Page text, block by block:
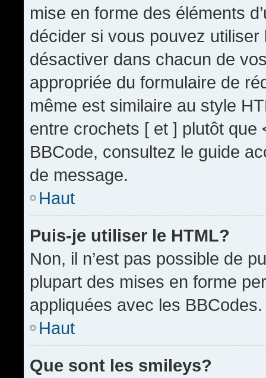
mise en forme des éléments
décider si vous pouvez
désactiver dans chacun de
appropriée du formulaire de
même est similaire au style
entre crochets [ et ] plutôt que
BBCode, consultez le guide
de message.
Haut
Puis-je utiliser le HTML?
Non, il n’est pas possible de
plupart des mises en forme
appliquées avec les BBCodes.
Haut
Que sont les smileys?